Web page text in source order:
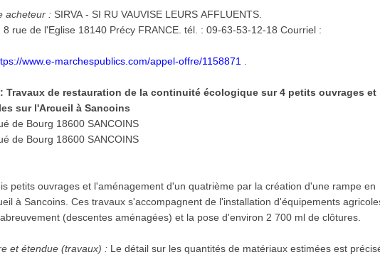
acheteur : SIRVA - SI RU VAUVISE LEURS AFFLUENTS.
Correspondant : GARNIER Jean-Michel, 8 rue de l'Eglise 18140 Précy FRANCE. tél. : 09-63-53-12-18 Courriel :
www.e-marchespublics.com/appel-offre/1158871
: Travaux de restauration de la continuité écologique sur 4 petits ouvrages et
sur l'Arcueil à Sancoins
Lieu d'exécution : Domaine du Grand Gué de Bourg 18600 SANCOINS
Lieu de livraison : Domaine du Grand Gué de Bourg 18600 SANCOINS
petits ouvrages et l'aménagement d'un quatrième par la création d'une rampe en
à Sancoins. Ces travaux s'accompagnent de l'installation d'équipements
(descentes aménagées) et la pose d'environ 2 700 ml de clôtures.
et étendue (travaux) : Le détail sur les quantités de matériaux estimées est